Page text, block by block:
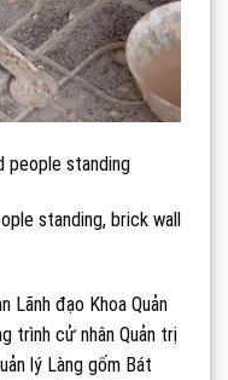
Lãnh đạo Khoa Quản
trình cử nhân Quản trị
lý Làng gốm Bát